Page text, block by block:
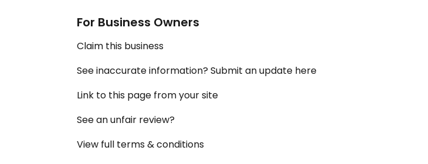
For Business Owners
Claim this business
See inaccurate information? Submit an update here
Link to this page from your site
See an unfair review?
View full terms & conditions